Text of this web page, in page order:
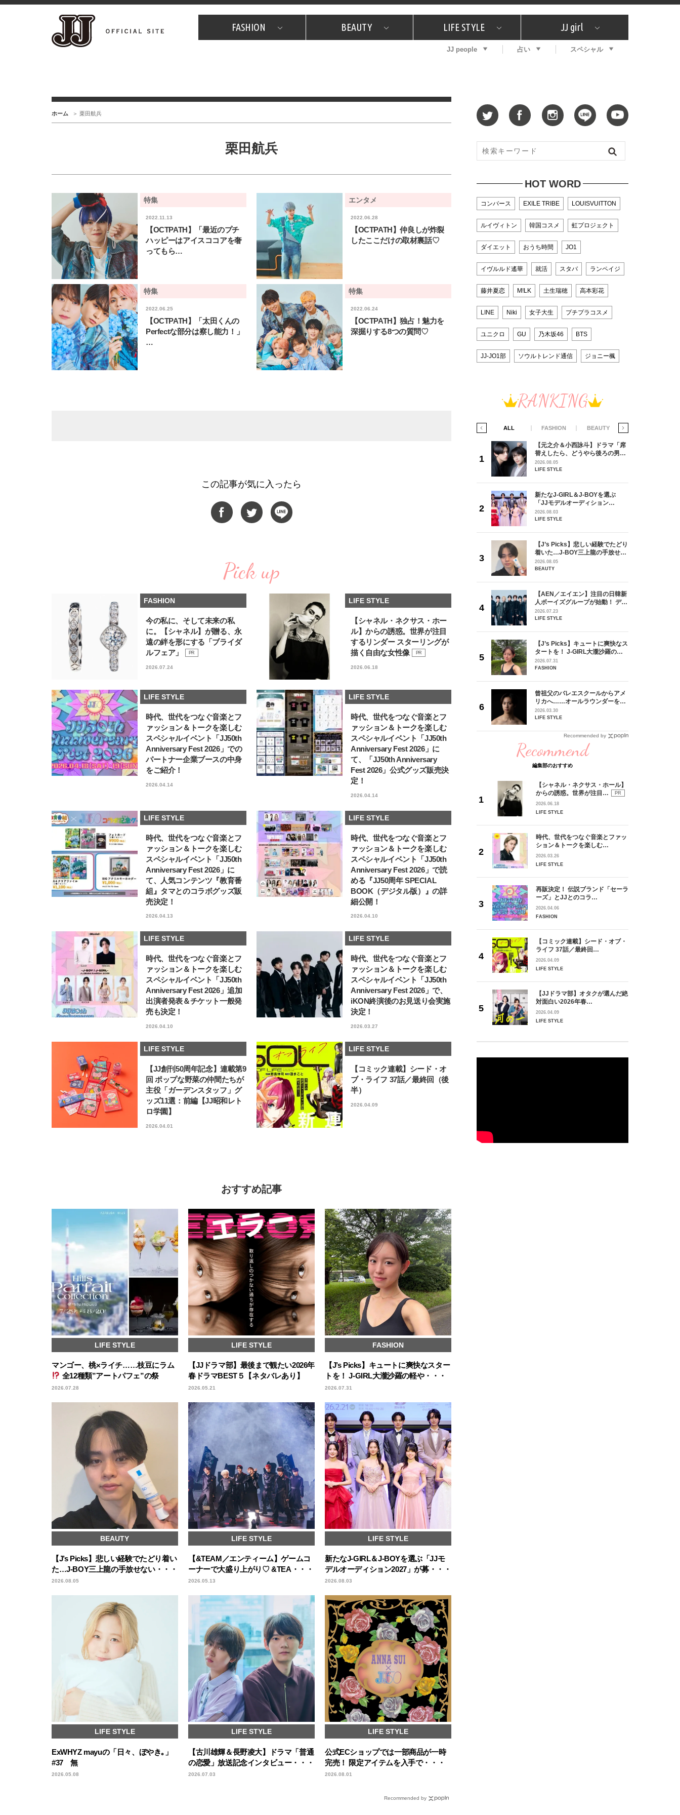
FASHION
JJスタッフの"それどこの"？ プチプラ プレゼント
BEAUTY
コスメ全部試してみた What's NEW？ 特集
LIFE STYLE
JJグルメガイド エンタメ プレゼント
恋愛
JJ girl
特集 おしゃラン！
JJ people 占い スペシャル
ホーム 栗田航兵
栗田航兵
特集
2022.11.13
【OCTPATH】「最近のプチ
ハッピーはアイスココアを奢
ってもら…
エンタメ
2022.06.28
【OCTPATH】仲良しが炸裂
したここだけの取材裏話♡
特集
2022.06.25
【OCTPATH】「太田くんの
Perfectな部分は察し能力！」
…
特集
2022.06.24
【OCTPATH】独占！魅力を
深掘りする8つの質問♡
この記事が気に入ったら
Pick up
FASHION
今の私に、そして未来の私
に。【シャネル】が贈る、永
遠の絆を形にする「ブライダ
ルフェア」
PR
2026.07.24
LIFE STYLE
【シャネル・ネクサス・ホー
ル】からの誘惑。世界が注目
するリンダー スターリングが
描く自由な女性像
PR
2026.06.18
LIFE STYLE
時代、世代をつなぐ音楽とフ
ァッション＆トークを楽しむ
スペシャルイベント「JJ50th
Anniversary Fest 2026」での
パートナー企業ブースの中身
をご紹介！
2026.04.14
LIFE STYLE
時代、世代をつなぐ音楽とフ
ァッション＆トークを楽しむ
スペシャルイベント「JJ50th
Anniversary Fest 2026」に
て、「JJ50th Anniversary
Fest 2026」公式グッズ販売決
定！
2026.04.14
LIFE STYLE
時代、世代をつなぐ音楽とフ
ァッション＆トークを楽しむ
スペシャルイベント「JJ50th
Anniversary Fest 2026」に
て、人気コンテンツ『教育番
組』タマとのコラボグッズ販
売決定！
2026.04.13
LIFE STYLE
時代、世代をつなぐ音楽とフ
ァッション＆トークを楽しむ
スペシャルイベント「JJ50th
Anniversary Fest 2026」で読
める『JJ50周年 SPECIAL
BOOK（デジタル版）』の詳
細公開！
2026.04.10
LIFE STYLE
時代、世代をつなぐ音楽とフ
ァッション＆トークを楽しむ
スペシャルイベント「JJ50th
Anniversary Fest 2026」追加
出演者発表＆チケット一般発
売も決定！
2026.04.10
LIFE STYLE
時代、世代をつなぐ音楽とフ
ァッション＆トークを楽しむ
スペシャルイベント「JJ50th
Anniversary Fest 2026」で、
iKON終演後のお見送り会実施
決定！
2026.03.27
LIFE STYLE
【JJ創刊50周年記念】連載第9
回 ポップな野菜の仲間たちが
主役「ガーデンスタッフ」グ
ッズ11選：前編【JJ昭和レト
ロ学園】
2026.04.01
LIFE STYLE
【コミック連載】シード・オ
ブ・ライフ 37話／最終回（後
半）
2026.04.09
おすすめ記事
LIFE STYLE
マンゴー、桃×ライチ……枝豆にラム
全12種類”アートパフェ”の祭
典・・・
2026.07.28
LIFE STYLE
【JJドラマ部】最後まで観たい2026年
春ドラマBEST５【ネタバレあり】
2026.05.21
FASHION
【J’s Picks】キュートに爽快なスター
トを！ J-GIRL大瀧沙羅の軽や・・・
2026.07.31
BEAUTY
【J’s Picks】悲しい経験でたどり着い
た…J-BOY三上龍の手放せない・・・
2026.08.05
LIFE STYLE
【&TEAM／エンティーム】ゲームコ
ーナーで大盛り上がり♡ &TEA・・・
2026.05.13
LIFE STYLE
新たなJ-GIRL＆J-BOYを選ぶ「JJモ
デルオーディション2027」が募・・・
2026.08.03
LIFE STYLE
ExWHYZ mayuの「日々、ぼやき｡」
#37 無
2026.05.08
LIFE STYLE
【古川雄輝＆長野凌大】ドラマ「普通
の恋愛」放送記念インタビュー・・・
2026.07.03
LIFE STYLE
公式ECショップでは一部商品が一時
完売！ 限定アイテムを入手で・・・
2026.08.01
Recommended by
HOT WORD
コンバース EXILE TRIBE LOUISVUITTON
ルイヴィトン 韓国コスメ 虹プロジェクト
ダイエット おうち時間 JO1
イヴルルド遙華 就活 スタバ ランペイジ
藤井夏恋 M!LK 土生瑞穂 高本彩花
LINE Niki 女子大生 プチプラコスメ
ユニクロ GU 乃木坂46 BTS
JJ-JO1部 ソウルトレンド通信 ジョニー楓
RANKING
ALL FASHION BEAUTY
徹底した日焼けケア！ でも、いち
ばん大切なのは…〈ビューティ＆
ファッション夏の必需品〉
2026.07.24
BEAUTY
もスマートに〈ビューティ＆ファ
ッション夏の必需品〉
2026.07.15
BEAUTY
【注目アーティストRainy。っ
て？】忙しい日でも欠かせない、
朝と夜のケアでつくられる透明感
BEAUTY
【JJ専属モデルの素顔】ツヤと輝
きを放つ美肌を生み出す松川 星の
愛用スキンケア
人気急上昇中！ 韓流コスメブラン
ド23社が集まる「2025グローバ
ルショールーム渋谷ポップアッ
プ」が開催
BEAUTY
曾祖父のバレエスクールからアメ
リカへ……オールラウンダーを目
ぎる【王子様の推しドコロ】
vol.29 三宅啄未さん
LIFE STYLE
サンリオキャラクターズとコラボ
した「JJ50周年スペシャルPOP-
アーティスト Hyeok（チェ・ソン
ヒョク）が激推しするソウル・新
LIFE STYLE
【元之介＆小西詠斗】ドラマ「席
替えしたら、どうやら後ろの男が
どうやら俺のこと好きらしい」放
送記念インタビュー♡ 「自然と詠
2026.08.05
LIFE STYLE
新たなJ-GIRL＆J-BOYを選ぶ
「JJモデルオーディション
2027」が募集開始！ 予選ブロッ
クは候補生の“魅力”を重視した
2026.08.03
LIFE STYLE
【J’s Picks】悲しい経験でたどり
着いた…J-BOY三上龍の手放せな
い“オールインワン”アイテム〈ビ
ューティ＆ファッション夏の必需
2026.08.05
BEAUTY
【AEN／エイエン】注目の日韓新
人ボーイズグループが始動！ デビ
ュー目前のフレッシュな面々を独
占インタビュー。7人の魅力に迫
2026.07.23
LIFE STYLE
【J’s Picks】キュートに爽快なス
タートを！ J-GIRL大瀧沙羅の軽
やかな朝活〈気分をアゲるアイテ
ム＆ルーティーン〉
2026.07.31
FASHION
曾祖父のバレエスクールからアメ
リカへ……オールラウンダーを目
指すダンサーは踊ることが好きす
ぎる【王子様の推しドコロ】
2026.03.30
LIFE STYLE
Recommended by
Recommend
編集部のおすすめ
【シャネル・ネクサス・ホール】
からの誘惑。世界が注目…
PR
2026.06.18
LIFE STYLE
時代、世代をつなぐ音楽とファッ
ション＆トークを楽しむ…
2026.03.26
LIFE STYLE
再販決定！ 伝説ブランド「セーラ
ーズ」とJJとのコラ…
2026.04.06
FASHION
【コミック連載】シード・オブ・
ライフ 37話／最終回…
2026.04.09
LIFE STYLE
【JJドラマ部】オタクが選んだ絶
対面白い2026年春…
2026.04.09
LIFE STYLE